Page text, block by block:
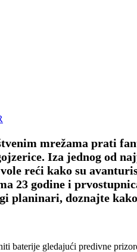
mrežama prati
Iza jednog od
vole reći kako su
23 godine i
planinari, doznajte
baterije gledajući predivne